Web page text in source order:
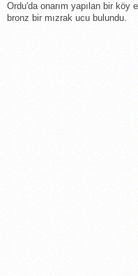
Ordu'da onarım yapılan bir köy
bronz bir mızrak ucu bulundu.